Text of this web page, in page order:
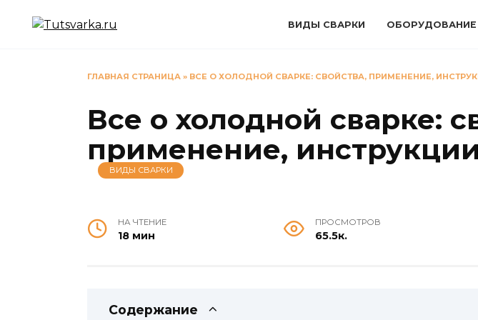
ВИДЫ СВАРКИ ОБОРУДОВАНИЕ
ГЛАВНАЯ СТРАНИЦА » ВСЕ О ХОЛОДНОЙ СВАРКЕ: СВОЙСТВА, ПРИМЕНЕНИЕ,
Все о холодной сварке:
применение, инструкции
ВИДЫ СВАРКИ
НА ЧТЕНИЕ
18 мин
ПРОСМОТРОВ
65.5к.
Содержание